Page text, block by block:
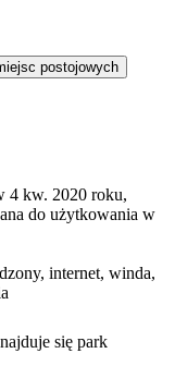
postojowych
4 kw. 2020 roku,
do użytkowania w
internet, winda,
się park